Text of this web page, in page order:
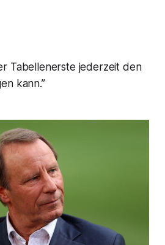
Tabellenerste jederzeit den
kann.”